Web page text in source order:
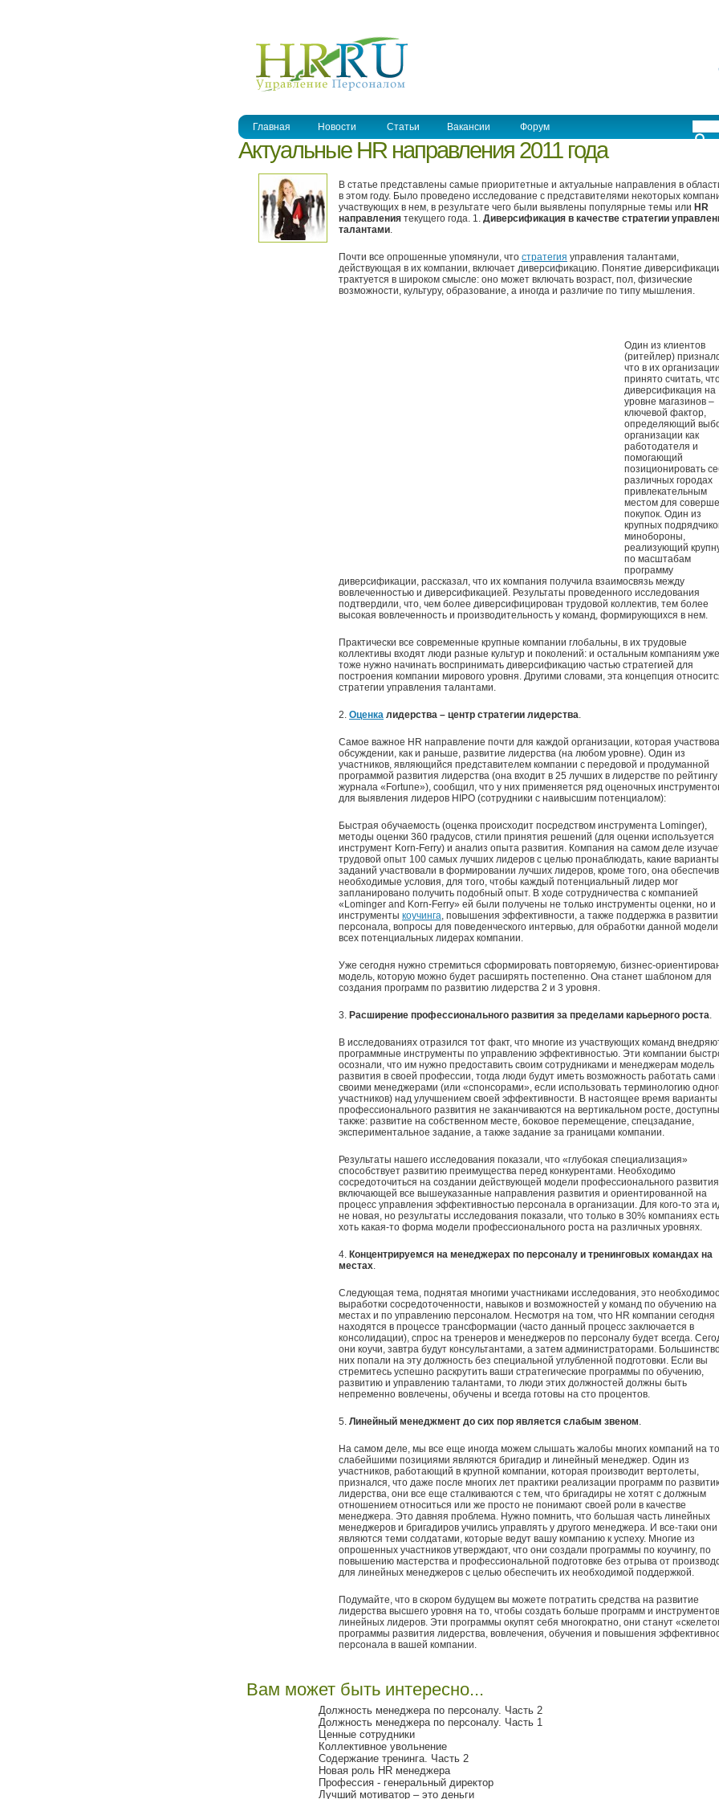
Главная Новости Статьи Вакансии Форум
Актуальные HR направления 2011 года
В статье представлены самые приоритетные и актуальные направления в
в этом году. Было проведено исследование с представителями некоторых
участвующих в нем, в результате чего были выявлены популярные темы или HR
направления текущего года. 1. Диверсификация в качестве стратегии
талантами.
Почти все опрошенные упомянули, что стратегия управления талантами,
действующая в их компании, включает диверсификацию. Понятие
трактуется в широком смысле: оно может включать возраст, пол, физические
возможности, культуру, образование, а иногда и различие по типу мышления.
Один из клиентов
(ритейлер)
что в их организации
принято считать,
диверсификация на
уровне магазинов –
ключевой фактор,
определяющий
организации как
работодателя и
помогающий
позиционировать
различных городах
привлекательным
местом для
покупок. Один из
крупных
минобороны,
реализующий
по масштабам
программу
диверсификации, рассказал, что их компания получила взаимосвязь между
вовлеченностью и диверсификацией. Результаты проведенного исследования
подтвердили, что, чем более диверсифицирован трудовой коллектив, тем более
высокая вовлеченность и производительность у команд, формирующихся в нем.
Практически все современные крупные компании глобальны, в их трудовые
коллективы входят люди разные культур и поколений: и остальным компаниям уже
тоже нужно начинать воспринимать диверсификацию частью стратегией для
построения компании мирового уровня. Другими словами, эта концепция
стратегии управления талантами.
2. Оценка лидерства – центр стратегии лидерства.
Самое важное HR направление почти для каждой организации, которая
обсуждении, как и раньше, развитие лидерства (на любом уровне). Один из
участников, являющийся представителем компании с передовой и продуманной
программой развития лидерства (она входит в 25 лучших в лидерстве по рейтингу
журнала «Fortune»), сообщил, что у них применяется ряд оценочных
для выявления лидеров HIPO (сотрудники с наивысшим потенциалом):
Быстрая обучаемость (оценка происходит посредством инструмента Lominger),
методы оценки 360 градусов, стили принятия решений (для оценки используется
инструмент Korn-Ferry) и анализ опыта развития. Компания на самом деле
трудовой опыт 100 самых лучших лидеров с целью пронаблюдать, какие варианты
заданий участвовали в формировании лучших лидеров, кроме того, она
необходимые условия, для того, чтобы каждый потенциальный лидер мог
запланировано получить подобный опыт. В ходе сотрудничества с компанией
«Lominger and Korn-Ferry» ей были получены не только инструменты оценки, но и
инструменты коучинга, повышения эффективности, а также поддержка в развитии
персонала, вопросы для поведенческого интервью, для обработки данной
всех потенциальных лидерах компании.
Уже сегодня нужно стремиться сформировать повторяемую, бизнес-
модель, которую можно будет расширять постепенно. Она станет шаблоном для
создания программ по развитию лидерства 2 и 3 уровня.
3. Расширение профессионального развития за пределами карьерного роста.
В исследованиях отразился тот факт, что многие из участвующих команд
программные инструменты по управлению эффективностью. Эти компании
осознали, что им нужно предоставить своим сотрудниками и менеджерам модель
развития в своей профессии, тогда люди будут иметь возможность работать сами
своими менеджерами (или «спонсорами», если использовать терминологию
участников) над улучшением своей эффективности. В настоящее время варианты
профессионального развития не заканчиваются на вертикальном росте, доступны
также: развитие на собственном месте, боковое перемещение, спецзадание,
экспериментальное задание, а также задание за границами компании.
Результаты нашего исследования показали, что «глубокая специализация»
способствует развитию преимущества перед конкурентами. Необходимо
сосредоточиться на создании действующей модели профессионального
включающей все вышеуказанные направления развития и ориентированной на
процесс управления эффективностью персонала в организации. Для кого-то эта
не новая, но результаты исследования показали, что только в 30% компаниях есть
хоть какая-то форма модели профессионального роста на различных уровнях.
4. Концентрируемся на менеджерах по персоналу и тренинговых командах на
местах.
Следующая тема, поднятая многими участниками исследования, это
выработки сосредоточенности, навыков и возможностей у команд по обучению на
местах и по управлению персоналом. Несмотря на том, что HR компании сегодня
находятся в процессе трансформации (часто данный процесс заключается в
консолидации), спрос на тренеров и менеджеров по персоналу будет всегда.
они коучи, завтра будут консультантами, а затем администраторами.
них попали на эту должность без специальной углубленной подготовки. Если вы
стремитесь успешно раскрутить ваши стратегические программы по обучению,
развитию и управлению талантами, то люди этих должностей должны быть
непременно вовлечены, обучены и всегда готовы на сто процентов.
5. Линейный менеджмент до сих пор является слабым звеном.
На самом деле, мы все еще иногда можем слышать жалобы многих компаний на
слабейшими позициями являются бригадир и линейный менеджер. Один из
участников, работающий в крупной компании, которая производит вертолеты,
признался, что даже после многих лет практики реализации программ по
лидерства, они все еще сталкиваются с тем, что бригадиры не хотят с должным
отношением относиться или же просто не понимают своей роли в качестве
менеджера. Это давняя проблема. Нужно помнить, что большая часть линейных
менеджеров и бригадиров учились управлять у другого менеджера. И все-таки они
являются теми солдатами, которые ведут вашу компанию к успеху. Многие из
опрошенных участников утверждают, что они создали программы по коучингу, по
повышению мастерства и профессиональной подготовке без отрыва от
для линейных менеджеров с целью обеспечить их необходимой поддержкой.
Подумайте, что в скором будущем вы можете потратить средства на развитие
лидерства высшего уровня на то, чтобы создать больше программ и
линейных лидеров. Эти программы окупят себя многократно, они станут
программы развития лидерства, вовлечения, обучения и повышения
персонала в вашей компании.
Вам может быть интересно...
Должность менеджера по персоналу. Часть 2
Должность менеджера по персоналу. Часть 1
Ценные сотрудники
Коллективное увольнение
Содержание тренинга. Часть 2
Новая роль HR менеджера
Профессия - генеральный директор
Лучший мотиватор – это деньги